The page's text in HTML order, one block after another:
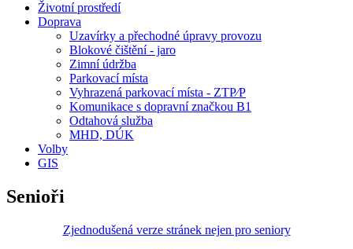
Životní prostředí
Doprava
Uzavírky a přechodné úpravy provozu
Blokové čištění - jaro
Zimní údržba
Parkovací místa
Vyhrazená parkovací místa - ZTP⁄P
Komunikace s dopravní značkou B1
Odtahová služba
MHD, DÚK
Volby
GIS
Senioři
Zjednodušená verze stránek nejen pro seniory